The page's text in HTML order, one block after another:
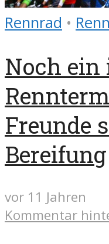
Rennrad •
Noch ein
Freunde
Bereifung
vor 11 Jahren
Kommentar